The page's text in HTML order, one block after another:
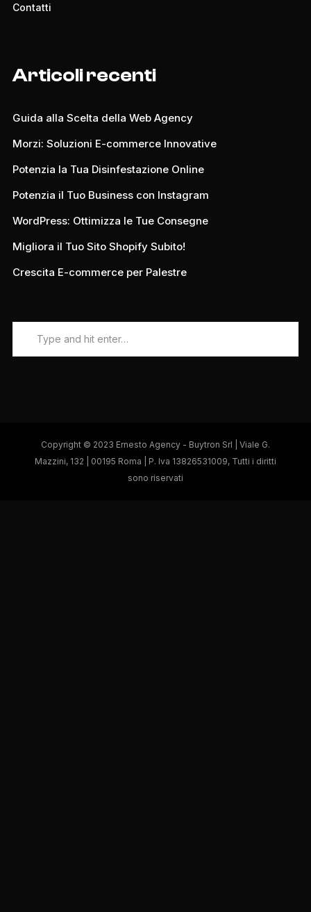
Contatti
Articoli recenti
Guida alla Scelta della Web Agency
Morzi: Soluzioni E-commerce Innovative
Potenzia la Tua Disinfestazione Online
Potenzia il Tuo Business con Instagram
WordPress: Ottimizza le Tue Consegne
Migliora il Tuo Sito Shopify Subito!
Crescita E-commerce per Palestre
Copyright © 2023 Ernesto Agency - Buytron Srl | Viale G.
Mazzini, 132 | 00195 Roma | P. Iva 13826531009, Tutti i diritti
sono riservati